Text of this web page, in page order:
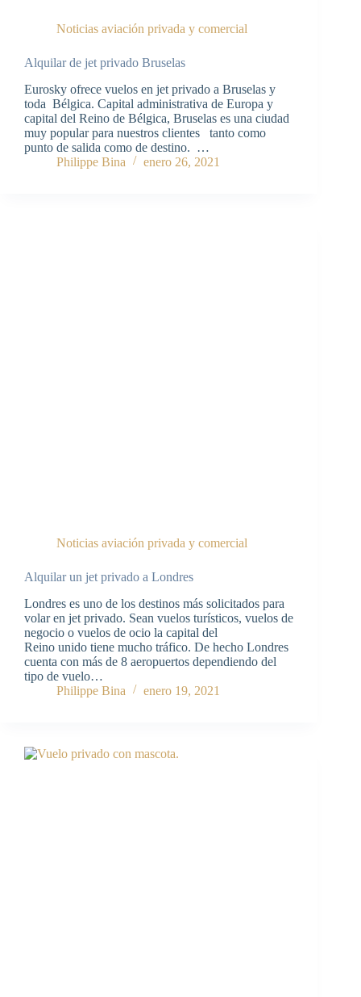
Noticias aviación privada y comercial
Alquilar de jet privado Bruselas
Eurosky ofrece vuelos en jet privado a Bruselas y
toda Bélgica. Capital administrativa de Europa y
capital del Reino de Bélgica, Bruselas es una ciudad
muy popular para nuestros clientes tanto como
punto de salida como de destino. …
Philippe Bina
enero 26, 2021
Noticias aviación privada y comercial
Alquilar un jet privado a Londres
Londres es uno de los destinos más solicitados para
volar en jet privado. Sean vuelos turísticos, vuelos de
negocio o vuelos de ocio la capital del
Reino unido tiene mucho tráfico. De hecho Londres
cuenta con más de 8 aeropuertos dependiendo del
tipo de vuelo…
Philippe Bina
enero 19, 2021